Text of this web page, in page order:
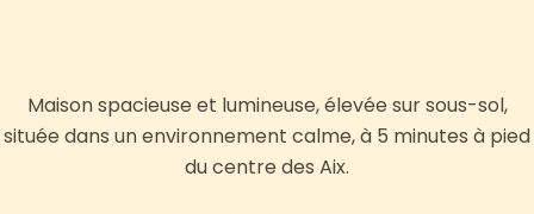
Maison spacieuse et lumineuse, élevée sur sous-sol,
située dans un environnement calme, à 5 minutes à pied
du centre des Aix.